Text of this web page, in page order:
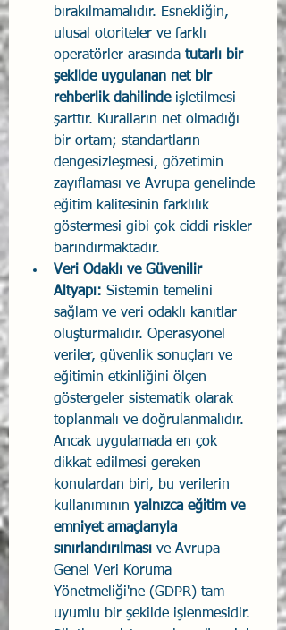
bırakılmamalıdır. Esnekliğin,
ulusal otoriteler ve farklı
operatörler arasında tutarlı bir
şekilde uygulanan net bir
rehberlik dahilinde işletilmesi
şarttır. Kuralların net olmadığı
bir ortam; standartların
dengesizleşmesi, gözetimin
zayıflaması ve Avrupa genelinde
eğitim kalitesinin farklılık
göstermesi gibi çok ciddi riskler
barındırmaktadır.
Veri Odaklı ve Güvenilir
Altyapı: Sistemin temelini
sağlam ve veri odaklı kanıtlar
oluşturmalıdır. Operasyonel
veriler, güvenlik sonuçları ve
eğitimin etkinliğini ölçen
göstergeler sistematik olarak
toplanmalı ve doğrulanmalıdır.
Ancak uygulamada en çok
dikkat edilmesi gereken
konulardan biri, bu verilerin
kullanımının yalnızca eğitim ve
emniyet amaçlarıyla
sınırlandırılması ve Avrupa
Genel Veri Koruma
Yönetmeliği'ne (GDPR) tam
uyumlu bir şekilde işlenmesidir.